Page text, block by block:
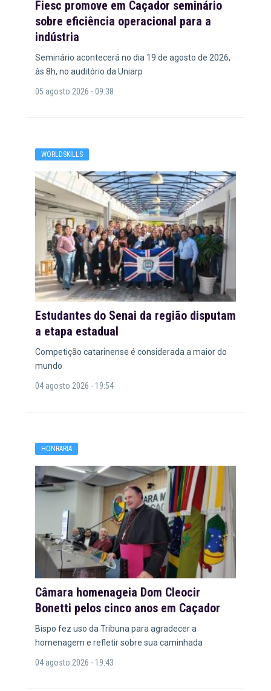
Fiesc promove em Caçador seminário
sobre eficiência operacional para a
indústria
Seminário acontecerá no dia 19 de agosto de 2026,
às 8h, no auditório da Uniarp
05 agosto 2026 - 09:38
WORLDSKILLS
Estudantes do Senai da região disputam
a etapa estadual
Competição catarinense é considerada a maior do
mundo
04 agosto 2026 - 19:54
HONRARIA
Câmara homenageia Dom Cleocir
Bonetti pelos cinco anos em Caçador
Bispo fez uso da Tribuna para agradecer a
homenagem e refletir sobre sua caminhada
04 agosto 2026 - 19:43